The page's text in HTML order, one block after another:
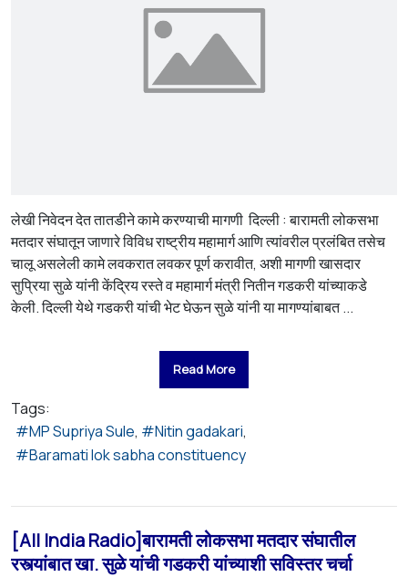
लेखी निवेदन देत तातडीने कामे करण्याची मागणी दिल्ली : बारामती लोकसभा
मतदार संघातून जाणारे विविध राष्ट्रीय महामार्ग आणि त्यांवरील प्रलंबित तसेच
चालू असलेली कामे लवकरात लवकर पूर्ण करावीत, अशी मागणी खासदार
सुप्रिया सुळे यांनी केंद्रिय रस्ते व महामार्ग मंत्री नितीन गडकरी यांच्याकडे
केली. दिल्ली येथे गडकरी यांची भेट घेऊन सुळे यांनी या मागण्यांबाबत ...
Read More
Tags:
MP Supriya Sule
Nitin gadakari
Baramati lok sabha constituency
[All India Radio]बारामती लोकसभा मतदार संघातील
रस्त्यांबात खा. सुळे यांची गडकरी यांच्याशी सविस्तर चर्चा